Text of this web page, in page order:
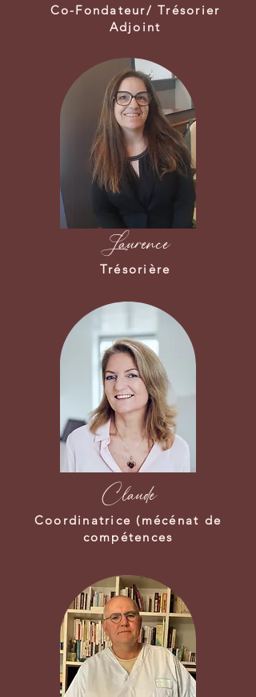
Co-Fondateur/ Trésorier
Adjoint
Laurence
Trésorière
Claude
Coordinatrice (mécénat de
compétences